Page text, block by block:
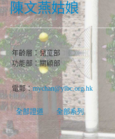
陳文燕姑娘
年齡層：兒童部
功能部：關顧部
電郵：mychan@ylbc.org.hk
全部證道 全部系列